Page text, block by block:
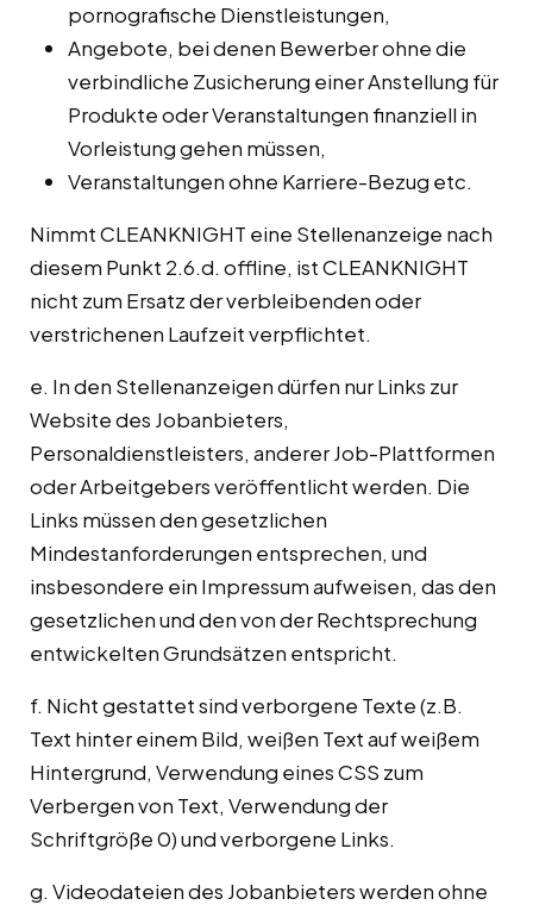
pornografische Dienstleistungen,
Angebote, bei denen Bewerber ohne die
verbindliche Zusicherung einer Anstellung für
Produkte oder Veranstaltungen finanziell in
Vorleistung gehen müssen,
Veranstaltungen ohne Karriere-Bezug etc.
Nimmt CLEANKNIGHT eine Stellenanzeige nach
diesem Punkt 2.6.d. offline, ist CLEANKNIGHT
nicht zum Ersatz der verbleibenden oder
verstrichenen Laufzeit verpflichtet.
e. In den Stellenanzeigen dürfen nur Links zur
Website des Jobanbieters,
Personaldienstleisters, anderer Job-Plattformen
oder Arbeitgebers veröffentlicht werden. Die
Links müssen den gesetzlichen
Mindestanforderungen entsprechen, und
insbesondere ein Impressum aufweisen, das den
gesetzlichen und den von der Rechtsprechung
entwickelten Grundsätzen entspricht.
f. Nicht gestattet sind verborgene Texte (z.B.
Text hinter einem Bild, weißen Text auf weißem
Hintergrund, Verwendung eines CSS zum
Verbergen von Text, Verwendung der
Schriftgröße 0) und verborgene Links.
g. Videodateien des Jobanbieters werden ohne